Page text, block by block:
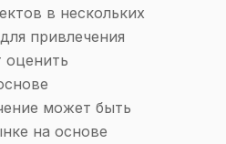
в нескольких
привлечения
оценить
может быть
на основе